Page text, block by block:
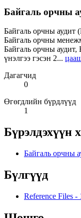
Байгаль орчны
Байгаль орчны
Байгаль орчны
Байгаль орчны
үнэлгээ гэсэн 2...
Дагагчид
0
Өгөгдлийн бүрдлүүд
1
Бүрэлдэхүүн
Байгаль орчны
Бүлгүүд
Reference Files -